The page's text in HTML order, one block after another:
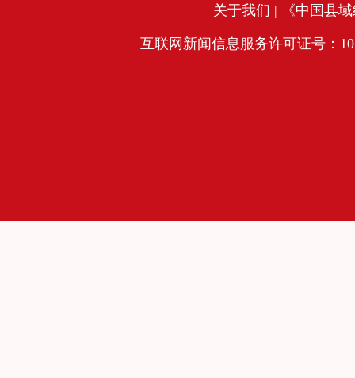
关于我们 | 《中国县
互联网新闻信息服务许可证号：